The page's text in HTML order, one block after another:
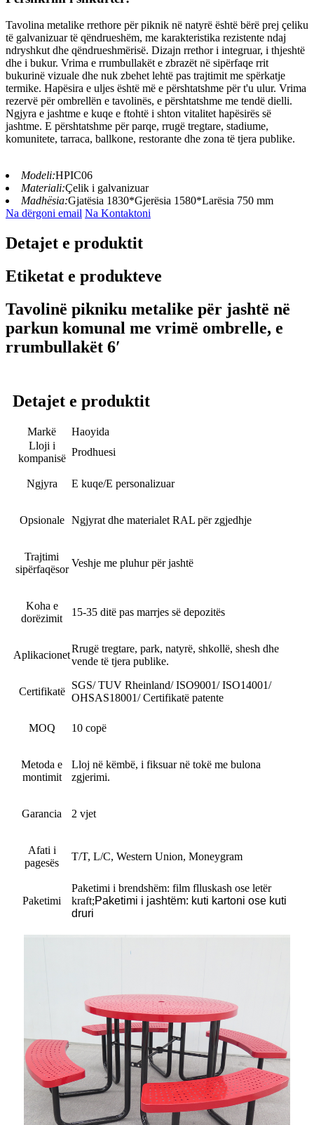
Tavolina metalike rrethore për piknik në natyrë është bërë prej çeliku
të galvanizuar të qëndrueshëm, me karakteristika rezistente ndaj
ndryshkut dhe qëndrueshmërisë. Dizajn rrethor i integruar, i thjeshtë
dhe i bukur. Vrima e rrumbullakët e zbrazët në sipërfaqe rrit
bukurinë vizuale dhe nuk zbehet lehtë pas trajtimit me spërkatje
termike. Hapësira e uljes është më e përshtatshme për t'u ulur. Vrima
rezervë për ombrellën e tavolinës, e përshtatshme me tendë dielli.
Ngjyra e jashtme e kuqe e ftohtë i shton vitalitet hapësirës së
jashtme. E përshtatshme për parqe, rrugë tregtare, stadiume,
komunitete, tarraca, ballkone, restorante dhe zona të tjera publike.
Modeli:HPIC06
Materiali:Çelik i galvanizuar
Madhësia:Gjatësia 1830*Gjerësia 1580*Larësia 750 mm
Na dërgoni email Na Kontaktoni
Detajet e produktit
Etiketat e produkteve
Tavolinë pikniku metalike për jashtë në
parkun komunal me vrimë ombrelle, e
rrumbullakët 6′
Detajet e produktit
Markë
Haoyida
Lloji i
kompanisë
Prodhuesi
Ngjyra E kuqe/E personalizuar
Opsionale Ngjyrat dhe materialet RAL për zgjedhje
Trajtimi
sipërfaqësor
Veshje me pluhur për jashtë
Koha e
dorëzimit
15-35 ditë pas marrjes së depozitës
Aplikacionet
Rrugë tregtare, park, natyrë, shkollë, shesh dhe
vende të tjera publike.
Certifikatë
SGS/ TUV Rheinland/ ISO9001/ ISO14001/
OHSAS18001/ Certifikatë patente
MOQ 10 copë
Metoda e
montimit
Lloj në këmbë, i fiksuar në tokë me bulona
zgjerimi.
Garancia 2 vjet
Afati i
pagesës
T/T, L/C, Western Union, Moneygram
Paketimi
Paketimi i brendshëm: film flluskash ose letër
kraft;Paketimi i jashtëm: kuti kartoni ose kuti
druri